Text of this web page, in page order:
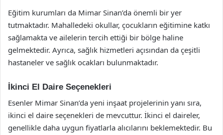
Eğitim kurumları da Mimar Sinan’da önemli bir yer
tutmaktadır. Mahalledeki okullar, çocukların eğitimine katkı
sağlamakta ve ailelerin tercih ettiği bir bölge haline
gelmektedir. Ayrıca, sağlık hizmetleri açısından da çeşitli
hastaneler ve sağlık ocakları bulunmaktadır.
İkinci El Daire Seçenekleri
Esenler Mimar Sinan’da yeni inşaat projelerinin yanı sıra,
ikinci el daire seçenekleri de mevcuttur. İkinci el daireler,
genellikle daha uygun fiyatlarla alıcılarını beklemektedir. Bu